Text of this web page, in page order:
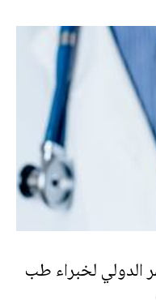
الـ7 للمؤتمر الدولي لخبراء طب